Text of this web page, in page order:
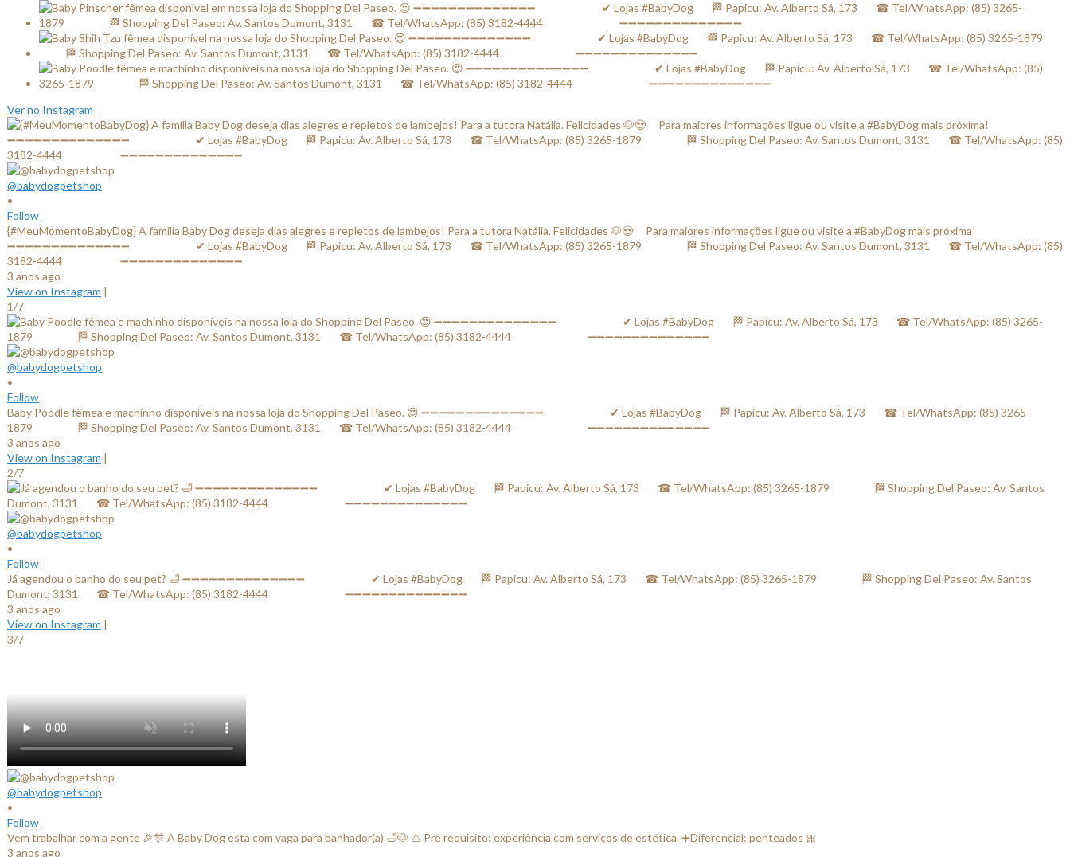
Ver no Instagram
@babydogpetshop
•
Follow
{#MeuMomentoBabyDog} A família Baby Dog deseja dias alegres e repletos de lambejos! Para a tutora Natália. Felicidades 🐶😍 ⠀ Para maiores informações ligue ou visite a #BabyDog mais próxima! ⠀
➖➖➖➖➖➖➖➖➖➖➖➖➖➖ ⠀⠀⠀⠀⠀⠀⠀⠀✔ Lojas #BabyDog⠀⠀ 🏁 Papicu: Av. Alberto Sá, 173⠀⠀ ☎ Tel/WhatsApp: (85) 3265-1879⠀⠀ ⠀⠀⠀ 🏁 Shopping Del Paseo: Av. Santos Dumont, 3131⠀⠀ ☎ Tel/WhatsApp: (85)
3182-4444⠀⠀⠀⠀⠀⠀⠀ ➖➖➖➖➖➖➖➖➖➖➖➖➖➖
3 anos ago
View on Instagram |
1/7
@babydogpetshop
•
Follow
Baby Poodle fêmea e machinho disponíveis na nossa loja do Shopping Del Paseo. 😍 ➖➖➖➖➖➖➖➖➖➖➖➖➖➖ ⠀⠀⠀⠀⠀⠀⠀⠀✔ Lojas #BabyDog⠀⠀ 🏁 Papicu: Av. Alberto Sá, 173⠀⠀ ☎ Tel/WhatsApp: (85) 3265-
1879⠀⠀ ⠀⠀⠀ 🏁 Shopping Del Paseo: Av. Santos Dumont, 3131⠀⠀ ☎ Tel/WhatsApp: (85) 3182-4444⠀⠀⠀⠀ ⠀⠀⠀⠀⠀ ➖➖➖➖➖➖➖➖➖➖➖➖➖➖
3 anos ago
View on Instagram |
2/7
@babydogpetshop
•
Follow
Já agendou o banho do seu pet? 🛁 ➖➖➖➖➖➖➖➖➖➖➖➖➖➖ ⠀⠀⠀⠀⠀⠀⠀⠀✔ Lojas #BabyDog⠀⠀ 🏁 Papicu: Av. Alberto Sá, 173⠀⠀ ☎ Tel/WhatsApp: (85) 3265-1879⠀⠀ ⠀⠀⠀ 🏁 Shopping Del Paseo: Av. Santos
Dumont, 3131⠀⠀ ☎ Tel/WhatsApp: (85) 3182-4444⠀⠀⠀⠀ ⠀⠀⠀⠀⠀ ➖➖➖➖➖➖➖➖➖➖➖➖➖➖
3 anos ago
View on Instagram |
3/7
@babydogpetshop
•
Follow
Vem trabalhar com a gente 🎉🎊 A Baby Dog está com vaga para banhador(a) 🛁🐶 ⚠️ Pré requisito: experiência com serviços de estética. ➕Diferencial: penteados 🎀
3 anos ago